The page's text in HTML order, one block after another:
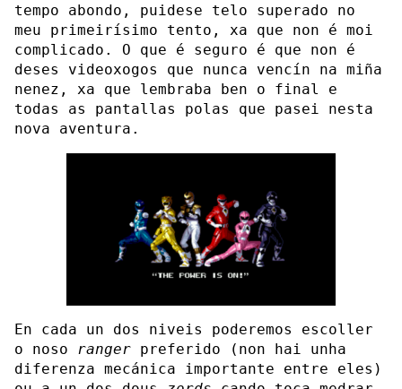
tempo abondo, puidese telo superado no
meu primeirísimo tento, xa que non é moi
complicado. O que é seguro é que non é
deses videoxogos que nunca vencín na miña
nenez, xa que lembraba ben o final e
todas as pantallas polas que pasei nesta
nova aventura.
En cada un dos niveis poderemos escoller
o noso ranger preferido (non hai unha
diferenza mecánica importante entre eles)